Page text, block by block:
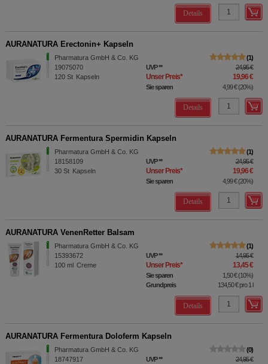
Details
AURANATURA Erectonin+ Kapseln
Pharmatura GmbH & Co. KG
19075070
120 St Kapseln
1
UVP** 24,95 €
Unser Preis* 19,96 €
Sie sparen 4,99 €(20%)
Details
AURANATURA Fermentura Spermidin Kapseln
Pharmatura GmbH & Co. KG
18158109
30 St Kapseln
1
UVP** 24,95 €
Unser Preis* 19,96 €
Sie sparen 4,99 €(20%)
Details
AURANATURA VenenRetter Balsam
Pharmatura GmbH & Co. KG
15393672
100 ml Creme
1
UVP** 14,95 €
Unser Preis* 13,45 €
Sie sparen 1,50 €(10%)
Grundpreis
134,50 €pro 1 l
Details
AURANATURA Fermentura Doloferm Kapseln
Pharmatura GmbH & Co. KG
18747917
0
UVP** 24,95 €